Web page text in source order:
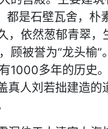
是石壁瓦舍，朴
，依然葱郁青翠，
顾被誉为“龙头榆
1000多年的历史
真人刘若拙建造